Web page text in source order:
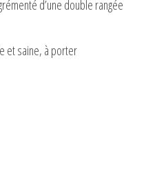
d’une double rangée
et saine, à porter